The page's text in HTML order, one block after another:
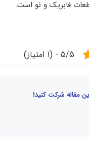
فابریک و نو است.
5/5 - (1 امتیاز)
مقاله شرکت کنید!